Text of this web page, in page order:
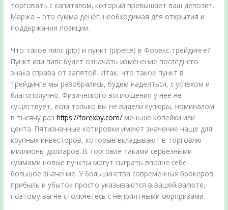
торговать с капиталом‚ который превышает ваш депозит.
Маржа – это сумма денег‚ необходимая для открытия и
поддержания позиции.
Что такое пипс (pip) и пункт (pipette) в Форекс-трейдинге?
Пункт или пипс будет означать изменение последнего
знака справа от запятой. Итак, что такое пункт в
трейдинге мы разобрались, будем надеяться, с успехом и
благополучно. Физического воплощения у неё не
существует, если только вы не видели купюры, номиналом
в тысячу разhttps://forexby.com/ меньше копейки или
цента. Пятизначные котировки имеют значение чаще для
крупных инвесторов, которые вкладывают в торговлю
миллионы долларов. В торговле такими серьезными
суммами новые пункты могут сыграть вполне себе
большое значение. У большинства современных брокеров
прибыль и убыток просто указываются в вашей валюте,
поэтому вы не столкнетесь с неприятными сюрпризами.